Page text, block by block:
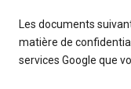
Les documents
matière de
services Google que